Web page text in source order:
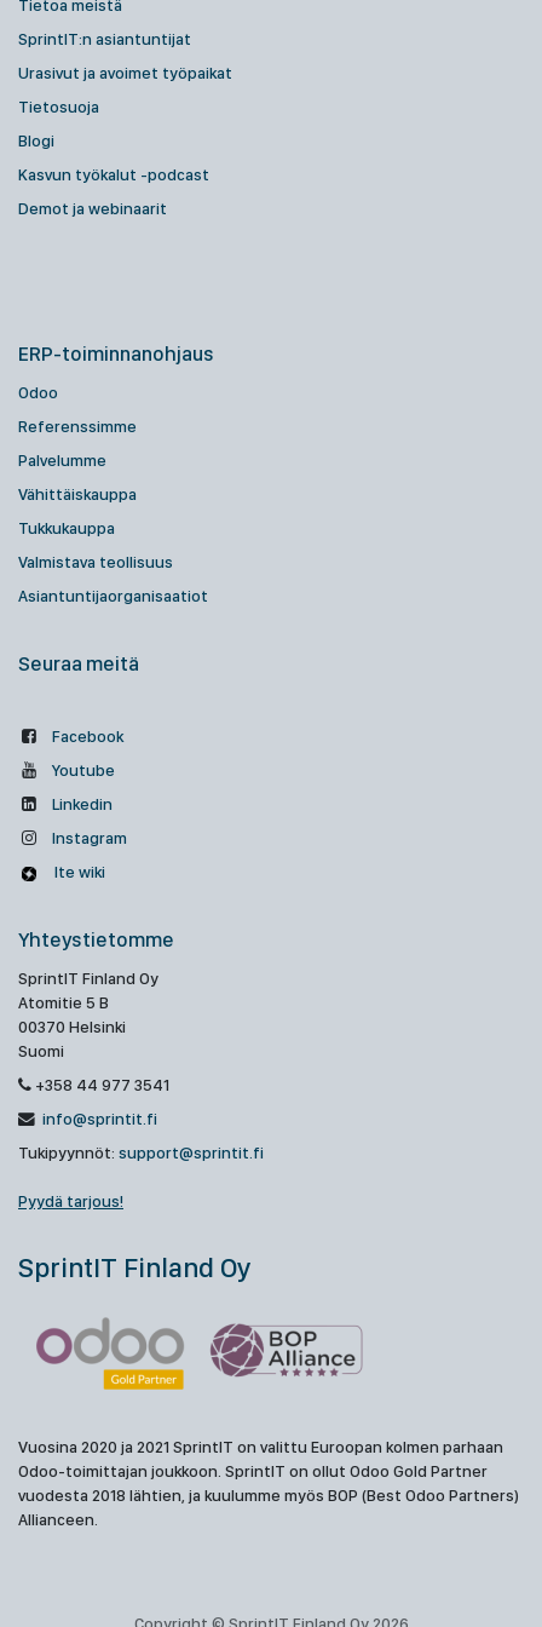
Tietoa meistä
SprintIT:n asiantuntijat
Urasivut ja avoimet työpaikat
Tietosuoja
Blogi
Kasvun työkalut -podcast
Demot ja webinaarit
ERP-toiminnanohjaus
Odoo
Referenssimme
Palvelumme
Vähittäiskauppa
Tukkukauppa
Valmistava teollisuus
Asiantuntijaorganisaatiot
Seuraa meitä
Facebook
Youtube
Linkedin
Instagram
Ite wiki
Yhteystietomme
SprintIT Finland Oy
Atomitie 5 B
00370 Helsinki
Suomi
+358 44 977 3541
info@sprintit.fi
Tukipyynnöt: support@sprintit.fi
Pyydä tarjous!
SprintIT Finland Oy
Vuosina 2020 ja 2021 SprintIT on valittu Euroopan kolmen parhaan
Odoo-toimittajan joukkoon. SprintIT on ollut Odoo Gold Partner
vuodesta 2018 lähtien, ja kuulumme myös BOP (Best Odoo Partners)
Allianceen.
Copyright © SprintIT Finland Oy 2026